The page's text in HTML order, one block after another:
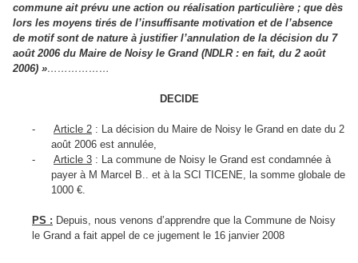
commune ait prévu une action ou réalisation particulière ; que dès
lors les moyens tirés de l’insuffisante motivation et de l’absence
de motif sont de nature à justifier l’annulation de la décision du 7
août 2006 du Maire de Noisy le Grand (NDLR : en fait, du 2 août
2006) »………………
DECIDE
- Article 2 : La décision du Maire de Noisy le Grand en date du 2
août 2006 est annulée,
-
Article 3 : La commune de Noisy le Grand est condamnée à
payer à M Marcel B.. et à la SCI TICENE, la somme globale de
1000 €.
PS : Depuis, nous venons d’apprendre que la Commune de Noisy
le Grand a fait appel de ce jugement le 16 janvier 2008